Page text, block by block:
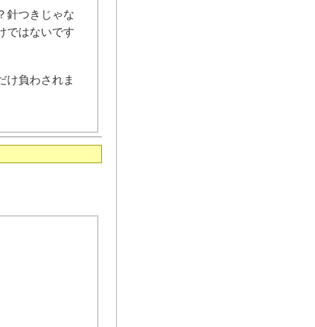
針つきじゃな
ではないです
け負わされま